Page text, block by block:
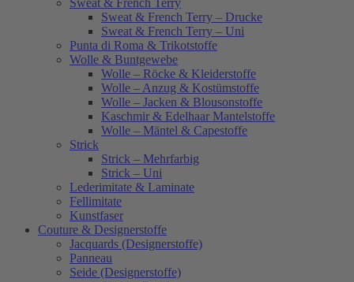
Sweat & French Terry
Sweat & French Terry – Drucke
Sweat & French Terry – Uni
Punta di Roma & Trikotstoffe
Wolle & Buntgewebe
Wolle – Röcke & Kleiderstoffe
Wolle – Anzug & Kostümstoffe
Wolle – Jacken & Blousonstoffe
Kaschmir & Edelhaar Mantelstoffe
Wolle – Mäntel & Capestoffe
Strick
Strick – Mehrfarbig
Strick – Uni
Lederimitate & Laminate
Fellimitate
Kunstfaser
Couture & Designerstoffe
Jacquards (Designerstoffe)
Panneau
Seide (Designerstoffe)